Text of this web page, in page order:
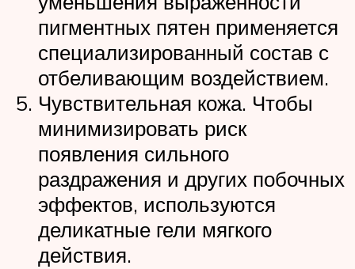
пигментных пятен применяется
специализированный состав с
отбеливающим воздействием.
Чувствительная кожа. Чтобы
минимизировать риск
появления сильного
раздражения и других побочных
эффектов, используются
деликатные гели мягкого
действия.